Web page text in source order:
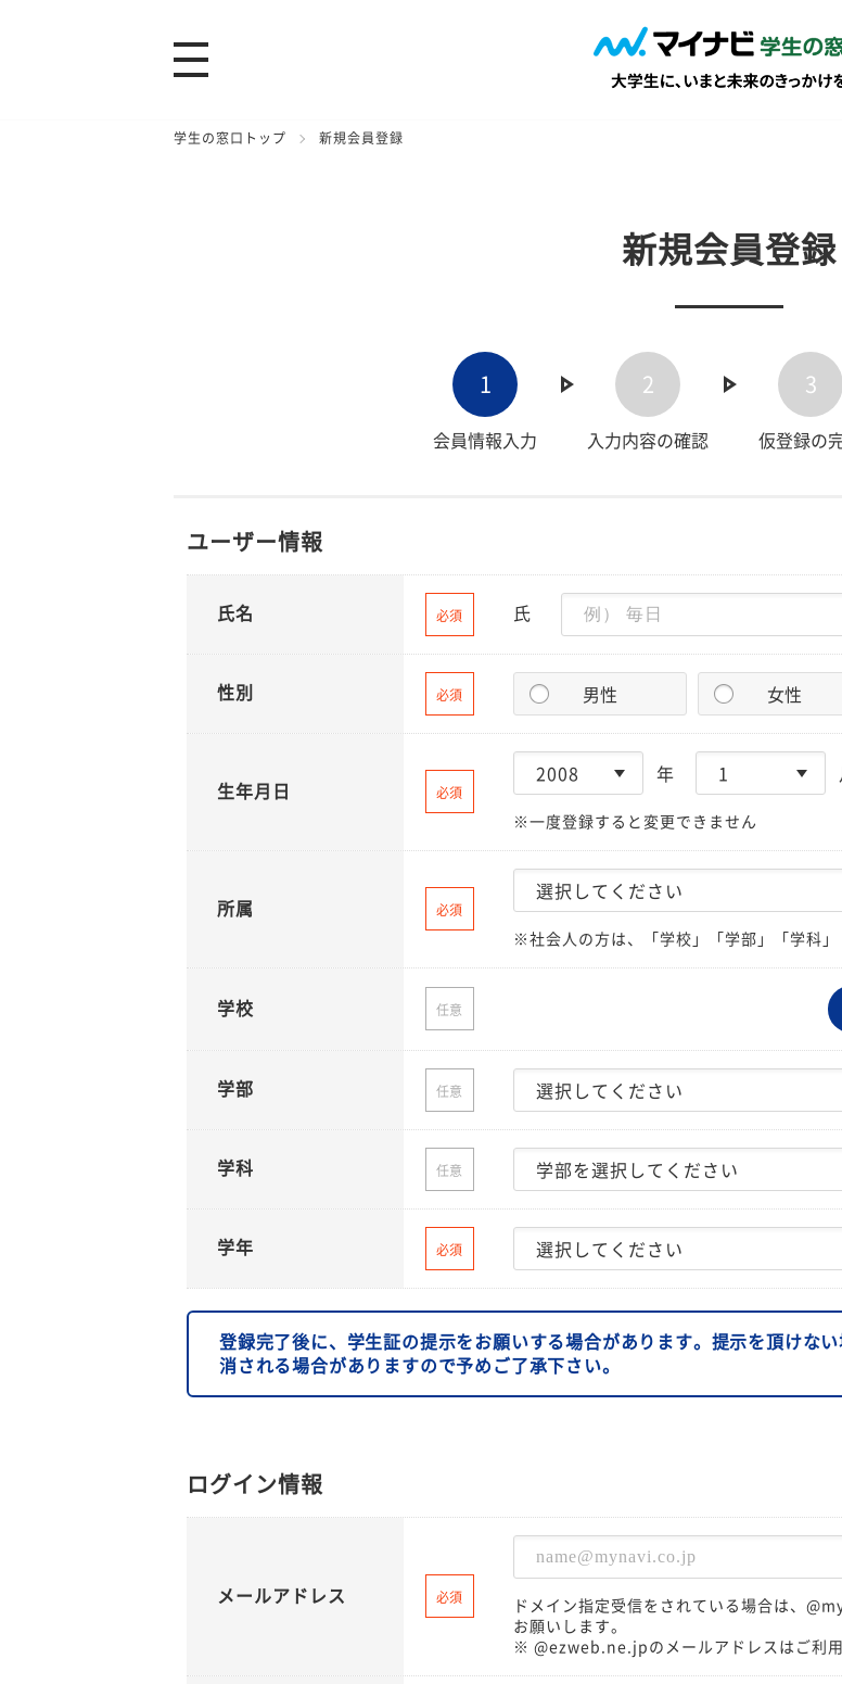
学生の窓口トップ 新規会員登録
新規会員登録
1
会員情報入力
2
入力内容の確認
3
仮登録の
ユーザー情報
氏名 必須 氏
性別 必須 男性 女性
生年月日 必須
年
※一度登録すると変更できません
所属 必須
※社会人の方は、「学校」「学部」「学科
学校 任意
学部 任意
学科 任意
学年 必須
登録完了後に、学生証の提示をお願いする場合があります。提示を頂けな
消される場合がありますので予めご了承下さい。
ログイン情報
メールアドレス 必須
ドメイン指定受信をされている場合は、
お願いします。
※ @ezweb.ne.jpのメールアドレスはご利用